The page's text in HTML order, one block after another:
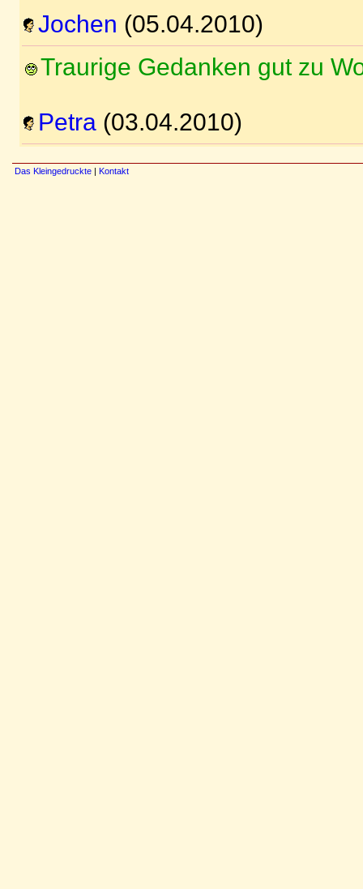
Jochen (05.04.2010)
Traurige Gedanken gut zu
Petra (03.04.2010)
Das Kleingedruckte | Kontakt